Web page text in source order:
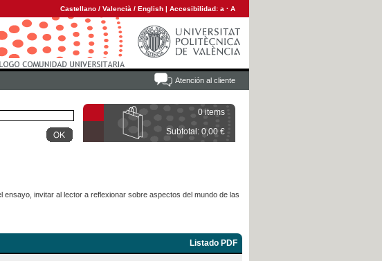
Castellano / Valencià / English | Accesibilidad: a · A
Atención al cliente
0 items
Subtotal: 0,00 €
invitar al lector a reflexionar sobre aspectos del mundo de las
Listado PDF